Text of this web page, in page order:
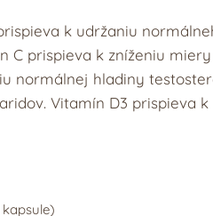
k udržaniu
C prispieva k zníženiu
normálnej hladiny
Vitamín D3 prispieva